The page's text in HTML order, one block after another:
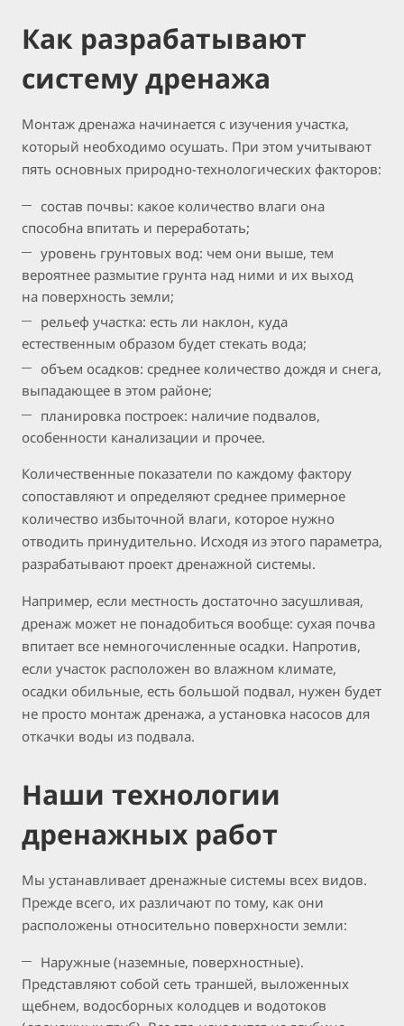
Как разрабатывают
систему дренажа
Монтаж дренажа начинается с изучения участка,
который необходимо осушать. При этом учитывают
пять основных природно-технологических факторов:
состав почвы: какое количество влаги она
способна впитать и переработать;
уровень грунтовых вод: чем они выше, тем
вероятнее размытие грунта над ними и их выход
на поверхность земли;
рельеф участка: есть ли наклон, куда
естественным образом будет стекать вода;
объем осадков: среднее количество дождя и снега,
выпадающее в этом районе;
планировка построек: наличие подвалов,
особенности канализации и прочее.
Количественные показатели по каждому фактору
сопоставляют и определяют среднее примерное
количество избыточной влаги, которое нужно
отводить принудительно. Исходя из этого параметра,
разрабатывают проект дренажной системы.
Например, если местность достаточно засушливая,
дренаж может не понадобиться вообще: сухая почва
впитает все немногочисленные осадки. Напротив,
если участок расположен во влажном климате,
осадки обильные, есть большой подвал, нужен будет
не просто монтаж дренажа, а установка насосов для
откачки воды из подвала.
Наши технологии
дренажных работ
Мы устанавливает дренажные системы всех видов.
Прежде всего, их различают по тому, как они
расположены относительно поверхности земли:
Наружные (наземные, поверхностные).
Представляют собой сеть траншей, выложенных
щебнем, водосборных колодцев и водотоков